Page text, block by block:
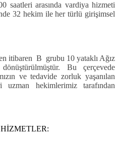
saatleri arasında vardiya hizmeti
32 hekim ile her türlü girişimsel
itibaren B grubu 10 yataklı Ağız
Bu çerçevede
ve tedavide zorluk yaşanılan
uzman hekimlerimiz tarafından